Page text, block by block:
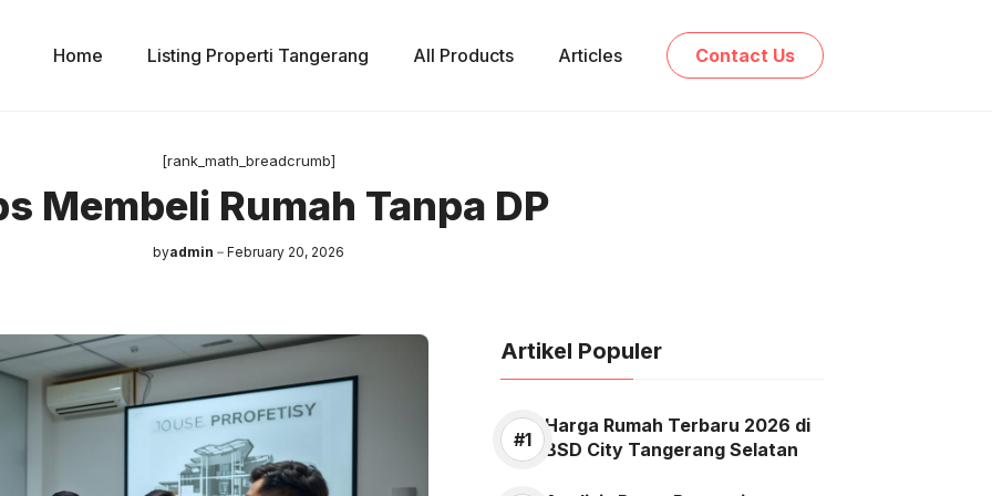
Home Listing Properti Tangerang All Products Articles Contact Us
[rank_math_breadcrumb]
Membeli Rumah Tanpa DP
byadmin February 20, 2026
Artikel Populer
Harga Rumah Terbaru 2026 di
BSD City Tangerang Selatan